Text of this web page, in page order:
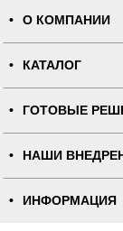
О КОМПАНИИ
КАТАЛОГ
ГОТОВЫЕ
НАШИ
ИНФОРМАЦИЯ